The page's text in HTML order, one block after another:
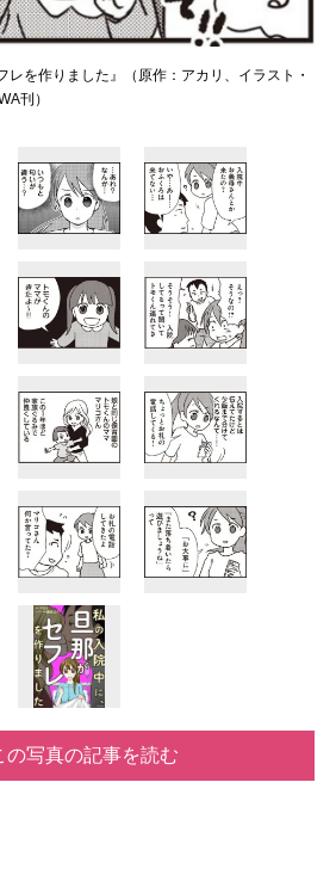
レを作りました』（原作：アカリ、イラスト・
刊）
の写真の記事を読む